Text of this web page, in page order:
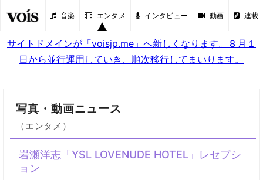
音楽 エンタメ インタビュー 動画 連載
サイトドメインが「voisjp.me」へ新しくなります。８月１
日から並行運用していき、順次移行してまいります。
写真・動画ニュース
（エンタメ）
岩瀬洋志「YSL LOVENUDE HOTEL」レセプシ
ョン